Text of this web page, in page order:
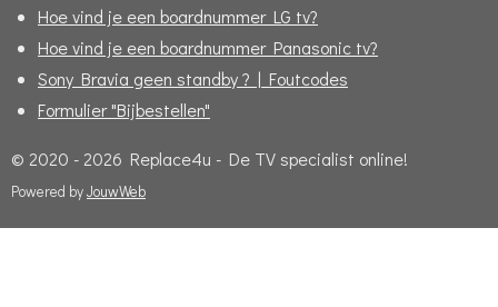
Hoe vind je een boardnummer LG tv?
Hoe vind je een boardnummer Panasonic tv?
Sony Bravia geen standby ? | Foutcodes
Formulier "Bijbestellen"
© 2020 - 2026 Replace4u - De TV specialist online!
Powered byJouwWeb